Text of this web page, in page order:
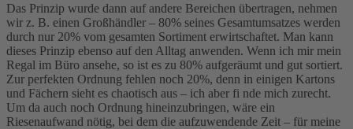
Das Prinzip wurde dann auf andere Bereichen übertragen, nehmen
wir z. B. einen Großhändler – 80% seines Gesamtumsatzes werden
durch nur 20% vom gesamten Sortiment erwirtschaftet. Man kann
dieses Prinzip ebenso auf den Alltag anwenden. Wenn ich mir mein
Regal im Büro ansehe, so ist es zu 80% aufgeräumt und gut sortiert.
Zur perfekten Ordnung fehlen noch 20%, denn in einigen Kartons
und Fächern sieht es chaotisch aus – ich aber fi nde mich zurecht.
Um da auch noch Ordnung hineinzubringen, wäre ein
Riesenaufwand nötig, bei dem die aufzuwendende Zeit – für meine